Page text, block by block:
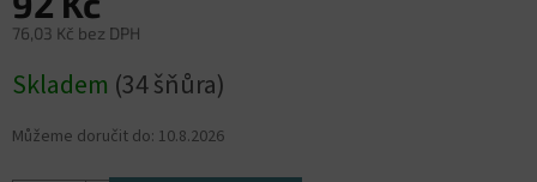
76,03 Kč bez DPH
cena:
Skladem (34 šňůra)
Můžeme doručit do: 10.8.2026